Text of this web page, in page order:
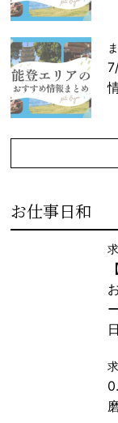
お仕事日和